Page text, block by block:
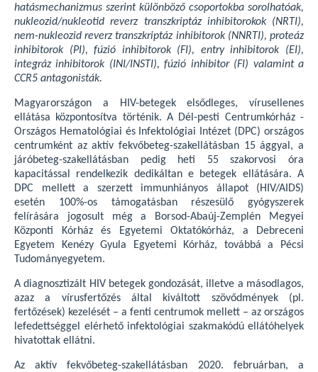
hatásmechanizmus szerint különböző csoportokba sorolhatóak,
nukleozid/nukleotid reverz transzkriptáz inhibitorokok (NRTI),
nem-nukleozid reverz transzkriptáz inhibitorok (NNRTI), proteáz
inhibitorok (PI), fúzió inhibitorok (FI), entry inhibitorok (EI),
integráz inhibitorok (INI/INSTI), fúzió inhibitor (FI) valamint a
CCR5 antagonisták.
Magyarországon a HIV-betegek elsődleges, vírusellenes
ellátása központosítva történik. A Dél-pesti Centrumkórház -
Országos Hematológiai és Infektológiai Intézet (DPC) országos
centrumként az aktív fekvőbeteg-szakellátásban 15 ággyal, a
járóbeteg-szakellátásban pedig heti 55 szakorvosi óra
kapacitással rendelkezik dedikáltan e betegek ellátására. A
DPC mellett a szerzett immunhiányos állapot (HIV/AIDS)
esetén 100%-os támogatásban részesülő gyógyszerek
felírására jogosult még a Borsod-Abaúj-Zemplén Megyei
Központi Kórház és Egyetemi Oktatókórház, a Debreceni
Egyetem Kenézy Gyula Egyetemi Kórház, továbbá a Pécsi
Tudományegyetem.
A diagnosztizált HIV betegek gondozását, illetve a másodlagos,
azaz a vírusfertőzés által kiváltott szövődmények (pl.
fertőzések) kezelését – a fenti centrumok mellett – az országos
lefedettséggel elérhető infektológiai szakmakódú ellátóhelyek
hivatottak ellátni.
Az aktív fekvőbeteg-szakellátásban 2020. februárban, a